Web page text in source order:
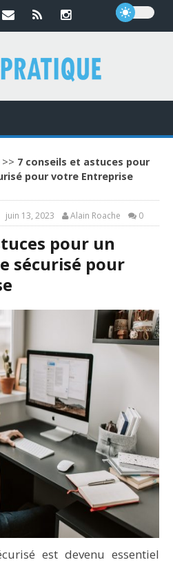
>> 7 conseils et astuces pour
pour votre Entreprise
juin 13, 2023 Alain Roache 0
pour un
sécurisé pour
est devenu essentiel